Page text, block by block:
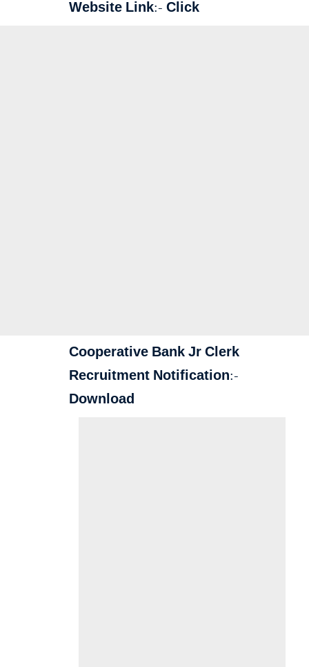
Website Link:- Click
Cooperative Bank Jr Clerk
Recruitment Notification:-
Download